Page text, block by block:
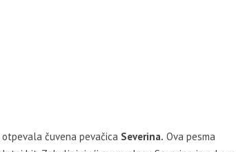
čuvena pevačica Severina. Ova pesma